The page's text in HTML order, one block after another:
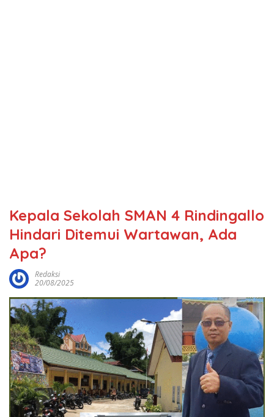
Kepala Sekolah SMAN 4 Rindingallo
Hindari Ditemui Wartawan, Ada
Apa?
Redaksi
20/08/2025